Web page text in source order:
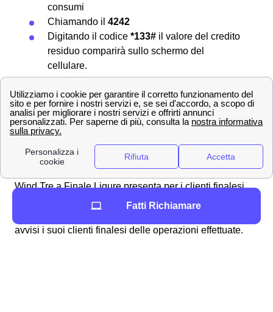
consumi
Chiamando il 4242
Digitando il codice *133# il valore del credito
residuo comparirà sullo schermo del
cellulare.
Per ulteriori informazioni su comericaricare la propria
SIM e verificare il credito residuo visita la pagina
dedicata allaverifica del credito residuo WindTre a
Finale Ligure.
Tutti i servizi aggiuntivi per gli abbonati di Finale
Ligure con Wind Tre
Wind Tre a Finale Ligure presenta per i clienti finalesi
una serie di servizi aggiuntivi a sovrapprezzo detti VAS.
avvisi i suoi clienti finalesi delle operazioni effettuate.
Fatti Richiamare